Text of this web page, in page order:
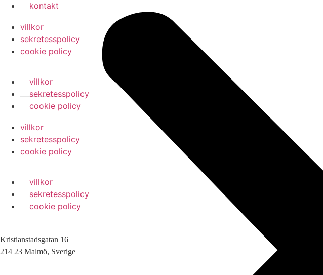
kontakt
villkor
sekretesspolicy
cookie policy
villkor
sekretesspolicy
cookie policy
villkor
sekretesspolicy
cookie policy
villkor
sekretesspolicy
cookie policy
Kristianstadsgatan 16
214 23 Malmö, Sverige